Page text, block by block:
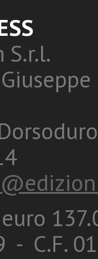
- C.F.